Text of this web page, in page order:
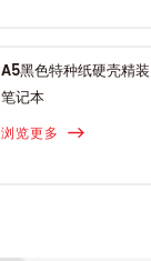
A5黑色特种纸硬壳精装
笔记本
浏览更多